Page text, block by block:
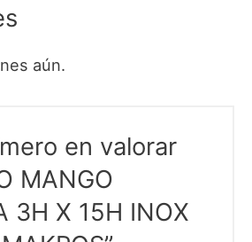
aún.
en valorar
MANGO
3H X 15H INOX